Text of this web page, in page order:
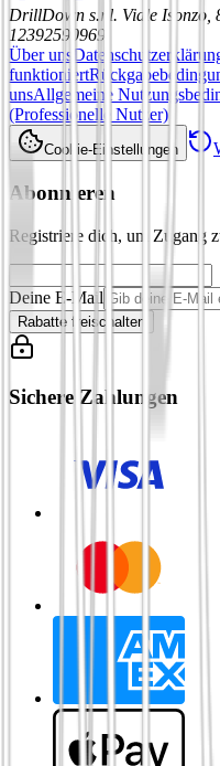
DrillDown s.r.l. Viale Isonzo,
12392590969
Über uns
funktioniert
unsAllgemeine
(Professionelle Nutzer)
Cookie-Einstellungen
Abonnieren
Registriere dich, um Zugang
Deine E-Mail
Rabatte freischalten
Sichere Zahlungen